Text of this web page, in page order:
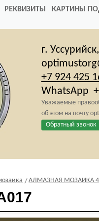
РЕКВИЗИТЫ КАРТИНЫ
г. Уссурийск,
+7 924 425
WhatsApp
Уважаемые
об этом на почту
Обратный звонок
АЛМАЗНАЯ МОЗАИКА